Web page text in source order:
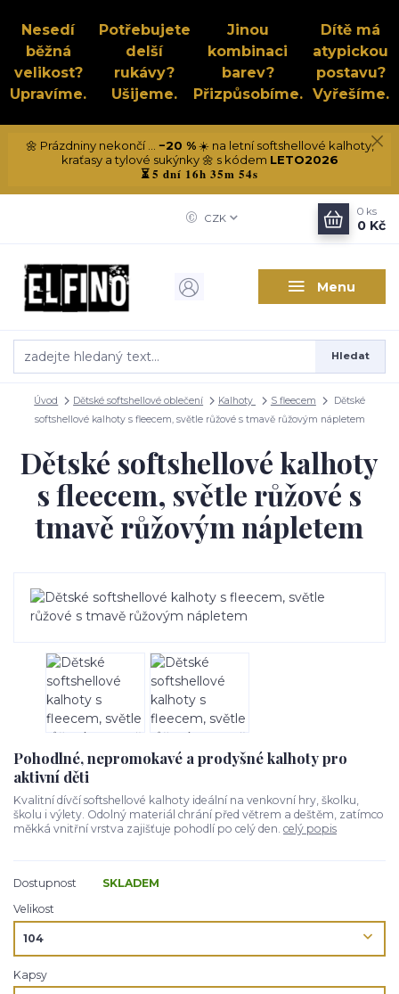
Nesedí
běžná
velikost?
Upravíme.
Potřebujete
delší
rukávy?
Ušijeme.
Jinou
kombinaci
barev?
Přizpůsobíme.
Dítě má
atypickou
postavu?
Vyřešíme.
🌼 Prázdniny nekončí ... −20 %☀️ na letní softshellové kalhoty,
kraťasy a tylové sukýnky 🌼 s kódem LETO2026
⏳5 dní 16h 35m 53s
Menu
CZK
Hledat
0 ks
0 Kč
Úvod Dětské softshellové oblečení Kalhoty S fleecem
Dětské
softshellové kalhoty s fleecem, světle růžové s tmavě růžovým nápletem
Dětské softshellové kalhoty
s fleecem, světle růžové s
tmavě růžovým nápletem
Pohodlné, nepromokavé a prodyšné kalhoty pro
aktivní děti
Kvalitní dívčí softshellové kalhoty ideální na venkovní hry, školku,
školu i výlety. Odolný materiál chrání před větrem a deštěm, zatímco
měkká vnitřní vrstva zajišťuje pohodlí po celý den. celý popis
Dostupnost
SKLADEM
Velikost
Kapsy